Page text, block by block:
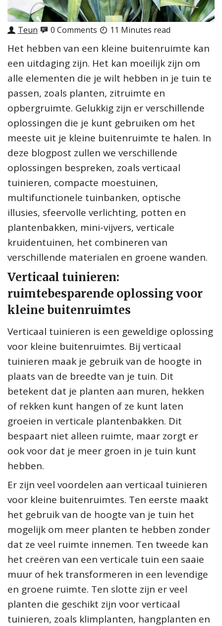
Teun 0 Comments 11 Minutes read
Het hebben van een kleine buitenruimte kan
een uitdaging zijn. Het kan moeilijk zijn om
alle elementen die je wilt hebben in je tuin te
passen, zoals planten, zitruimte en
opbergruimte. Gelukkig zijn er verschillende
oplossingen die je kunt gebruiken om het
meeste uit je kleine buitenruimte te halen. In
deze blogpost zullen we verschillende
oplossingen bespreken, zoals verticaal
tuinieren, compacte moestuinen,
multifunctionele tuinbanken, optische
illusies, sfeervolle verlichting, potten en
plantenbakken, mini-vijvers, verticale
kruidentuinen, het combineren van
verschillende materialen en groene wanden.
Verticaal tuinieren:
ruimtebesparende oplossing voor
kleine buitenruimtes
Verticaal tuinieren is een geweldige oplossing
voor kleine buitenruimtes. Bij verticaal
tuinieren maak je gebruik van de hoogte in
plaats van de breedte van je tuin. Dit
betekent dat je planten aan muren, hekken
of rekken kunt hangen of ze kunt laten
groeien in verticale plantenbakken. Dit
bespaart niet alleen ruimte, maar zorgt er
ook voor dat je meer groen in je tuin kunt
hebben.
Er zijn veel voordelen aan verticaal tuinieren
voor kleine buitenruimtes. Ten eerste maakt
het gebruik van de hoogte van je tuin het
mogelijk om meer planten te hebben zonder
dat ze veel ruimte innemen. Ten tweede kan
het creëren van een verticale tuin een saaie
muur of hek transformeren in een levendige
en groene ruimte. Ten slotte zijn er veel
planten die geschikt zijn voor verticaal
tuinieren, zoals klimplanten, hangplanten en